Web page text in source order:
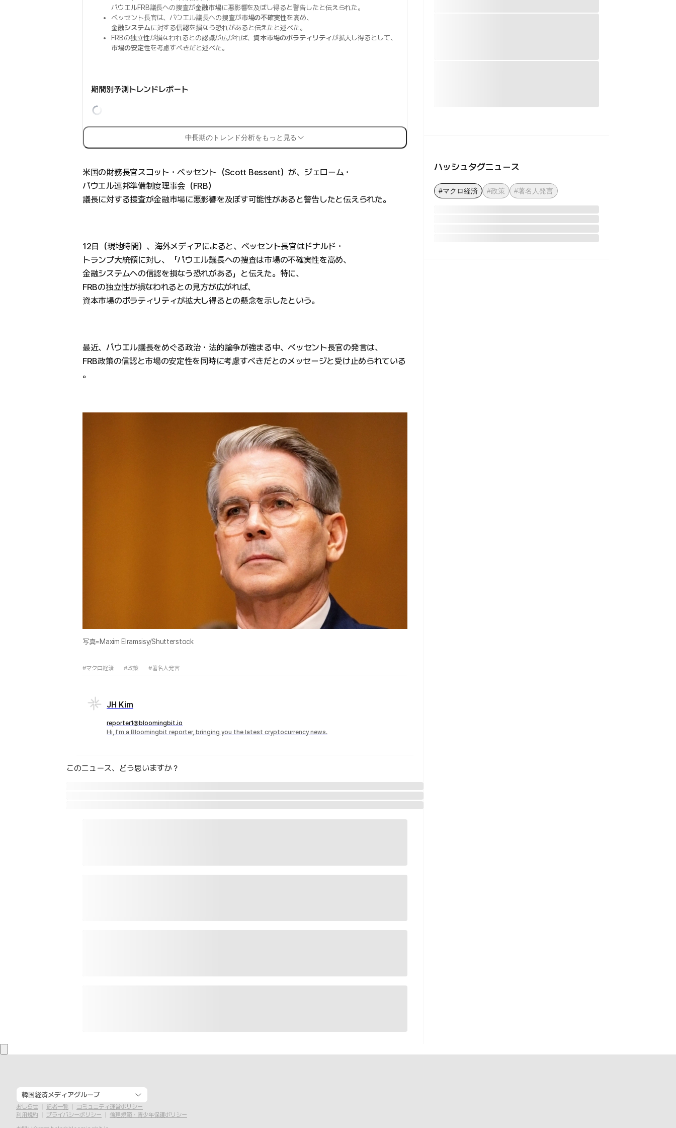
パウエルFRB議長への捜査が金融市場に悪影響を及ぼし得ると警告したと伝えられた。
ベッセント長官は、パウエル議長への捜査が市場の不確実性を高め、
金融システムに対する信認を損なう恐れがあると伝えたと述べた。
FRBの独立性が損なわれるとの認識が広がれば、資本市場のボラティリティが拡大し得るとして、
市場の安定性を考慮すべきだと述べた。
期間別予測トレンドレポート
中長期のトレンド分析をもっと見る
米国の財務長官スコット・ベッセント（Scott Bessent）が、ジェローム・
パウエル連邦準備制度理事会（FRB）
議長に対する捜査が金融市場に悪影響を及ぼす可能性があると警告したと伝えられた。
12日（現地時間）、海外メディアによると、ベッセント長官はドナルド・
トランプ大統領に対し、「パウエル議長への捜査は市場の不確実性を高め、
金融システムへの信認を損なう恐れがある」と伝えた。特に、
FRBの独立性が損なわれるとの見方が広がれば、
資本市場のボラティリティが拡大し得るとの懸念を示したという。
最近、パウエル議長をめぐる政治・法的論争が強まる中、ベッセント長官の発言は、
FRB政策の信認と市場の安定性を同時に考慮すべきだとのメッセージと受け止められている
。
写真=Maxim Elramsisy/Shutterstock
#マクロ経済 #政策 #著名人発言
JH Kim
reporter1@bloomingbit.io
Hi, I'm a Bloomingbit reporter, bringing you the latest cryptocurrency news.
このニュース、どう思いますか？
ハッシュタグニュース
#マクロ経済 #政策 #著名人発言
韓国経済メディアグループ
おしらせ 記者一覧
コミュニティ運営ポリシー
利用規約
プライバシーポリシー
倫理規範・青少年保護ポリシー